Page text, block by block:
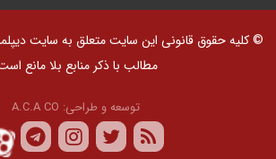
© کلیه حقوق قانونی این سایت متعلق به سایت
مطالب با ذکر منابع بلا مانع
توسعه و طراحی: A.C.A CO